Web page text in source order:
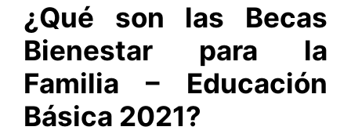
¿Qué son las Becas
Bienestar para la
Familia – Educación
Básica 2021?